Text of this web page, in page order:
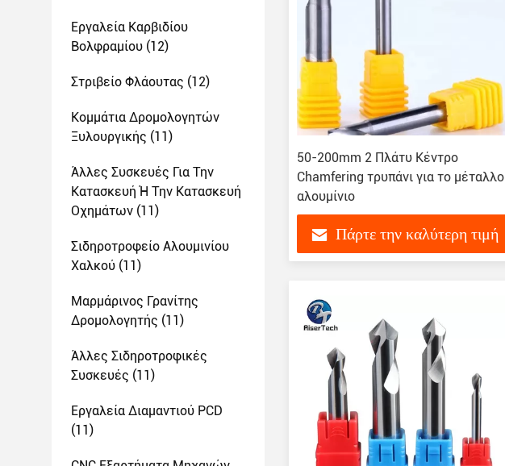
Εργαλεία Καρβιδίου
Βολφραμίου (12)
Στριβείο Φλάουτας (12)
Κομμάτια Δρομολογητών
Ξυλουργικής (11)
Άλλες Συσκευές Για Την
Κατασκευή Ή Την Κατασκευή
Οχημάτων (11)
Σιδηροτροφείο Αλουμινίου
Χαλκού (11)
Μαρμάρινος Γρανίτης
Δρομολογητής (11)
Άλλες Σιδηροτροφικές
Συσκευές (11)
Εργαλεία Διαμαντιού PCD
(11)
50-200mm 2 Πλάτυ Κέντρο
Chamfering τρυπάνι για το μέταλλο
αλουμίνιο
Πάρτε την καλύτερη τιμή